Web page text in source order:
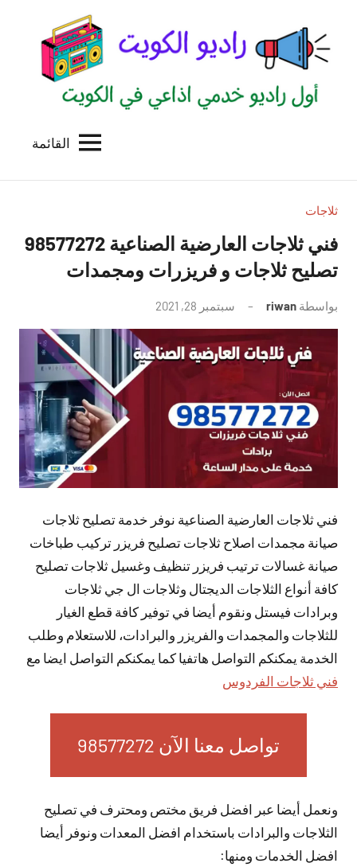
المحتوى
الكويت
للاعلانات
بالكويت
القائمة
ثلاجات
فني ثلاجات العارضية الصناعية 98577272
تصليح ثلاجات و فريزرات ومجمدات
بواسطة riwan سبتمبر 28, 2021
توجد
تعليقات
فني ثلاجات العارضية الصناعية نوفر خدمة تصليح ثلاجات
صيانة مجمدات اصلاح ثلاجات تصليح فريزر تركيب طباخات
صيانة غسالات ترتيب فريزر تنظيف وغسيل ثلاجات تصليح
كافة أنواع الثلاجات الديجتال وثلاجات ال جي ثلاجات
وبرادات فيستل ونقوم أيضا في توفير كافة قطع الغيار
للثلاجات والمجمدات والفريزر والبرادات، للاستعلام وطلب
الخدمة يمكنكم التواصل هاتفيا كما يمكنكم التواصل ايضا مع
فني ثلاجات الفردوس
تواصل معنا الآن 98577272
ونعمل أيضا عبر افضل فريق مختص ومحترف في تصليح
الثلاجات والبرادات باستخدام افضل المعدات ونوفر أيضا
افضل الخدمات ومنها: